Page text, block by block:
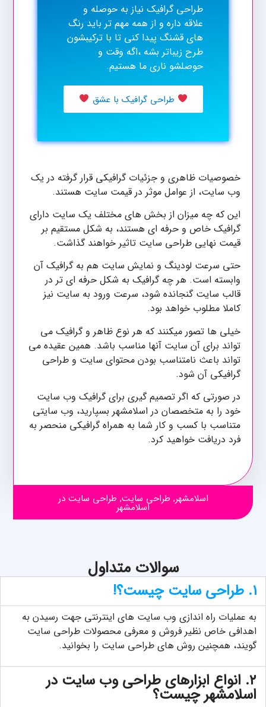
طراحی گرافیک نیاز به حوصله و
علاقه داره و از همه مهم تر باید رنگ
های قشنگ پیدا کنی تا با ترکیبشون
طرح زیباتر بشه ،اگه وقت و
حوصلشو ناری ما هستیم.
طراحی گرافیک با عشق
خصوصیات ظاهری و جزئیات گرافیکی قرار گرفته در یک
وب سایت، از عوامل موثر در قیمت سایت هستند.
این که چه میزان از بخش های مختلف یک سایت دارای
گرافیک خاص و حرفه ای هستند، به شکل مستقیم بر
قیمت نهایی طراحی سایت تاثیر خواهند گذاشت.
حتی سرعت لودینگ و نمایش سایت هم به گرافیک آن
وابسته است. هر چه گرافیک به شکل حرفه ای تر در
قالب سایت گنجانده شود، سرعت ورود به سایت نیز
کاملا مطلوب خواهد بود.
خیلی ها تصور میکنند که هر نوع ظاهر و گرافیک می
تواند برای آن سایت آنها مناسب باشد. همین عقیده می
تواند باعث نامتناسب بودن محتوای سایت و طراحی
گرافیکی آن شود.
در صورتی که اگر تصمیم گیری برای گرافیک وب سایت
خود را به متخصصان در اسلامشهر بسپارید، وب سایتی
متناسب با کسب و کار شما به همراه گرافیکی منحصر به
فرد دریافت خواهید کرد.
اسلامشهر, طراحی سایت, طراحی سایت در
اسلامشهر
سوالات متداول
۱. طراحی سایت چیست؟!
به عملیات راه اندازی وب سایت های اینترنتی جهت رسیدن به
اهدافی خاص نظیر فروش و معرفی محصولات طراحی سایت
گویند، همچنین روش های طراحی سایت را بخوانید.
۲. انواع ابزارهای طراحی وب سایت در
اسلامشهر چیست؟